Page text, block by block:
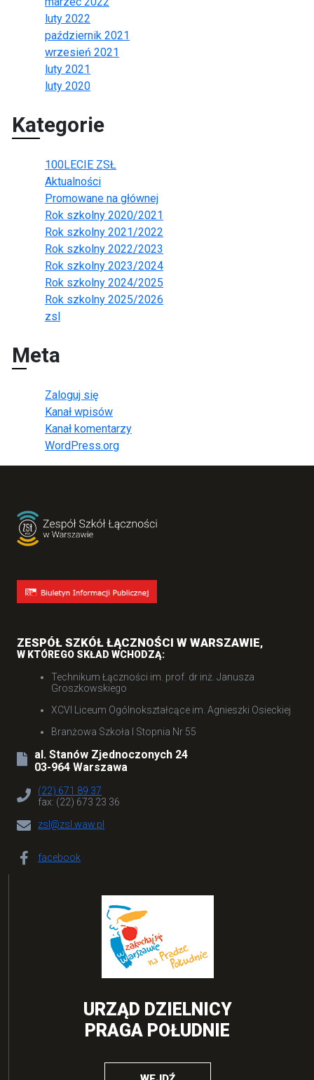
luty 2022
październik 2021
wrzesień 2021
luty 2021
luty 2020
Kategorie
100LECIE ZSŁ
Aktualności
Promowane na głównej
Rok szkolny 2020/2021
Rok szkolny 2021/2022
Rok szkolny 2022/2023
Rok szkolny 2023/2024
Rok szkolny 2024/2025
Rok szkolny 2025/2026
zsl
Meta
Zaloguj się
Kanał wpisów
Kanał komentarzy
WordPress.org
ZESPÓŁ SZKÓŁ ŁĄCZNOŚCI W WARSZAWIE,
W KTÓREGO SKŁAD WCHODZĄ:
Technikum Łączności im. prof. dr inż. Janusza
Groszkowskiego
XCVI Liceum Ogólnokształcące im. Agnieszki Osieckiej
Branżowa Szkoła I Stopnia Nr 55
al. Stanów Zjednoczonych 24
03-964 Warszawa
(22) 671 89 37
fax: (22) 673 23 36
zsl@zsl.waw.pl
facebook
URZĄD DZIELNICY
PRAGA POŁUDNIE